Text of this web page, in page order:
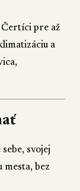
pre až
a
svojej
mesta, bez